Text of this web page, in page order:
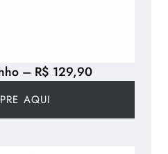
– R$ 129,90
AQUI